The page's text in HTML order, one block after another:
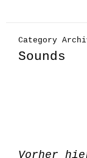
Category
Sounds
Vorher